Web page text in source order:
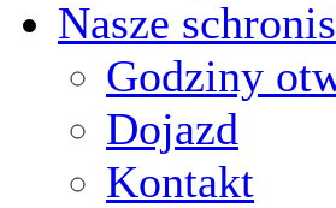
Nasze
Godziny
Dojazd
Kontakt